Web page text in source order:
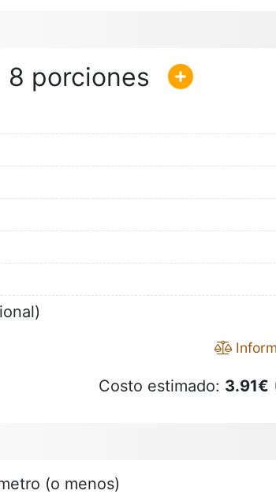
8
Costo estimado: 3.91€
(o menos)